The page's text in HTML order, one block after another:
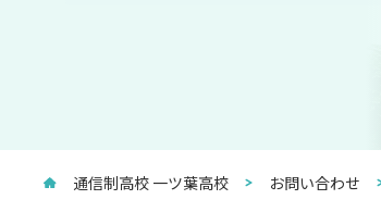
通信制高校 一ツ葉高校 お問い合わせ